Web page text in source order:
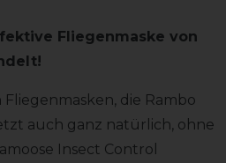
Fliegenmaske von
die Rambo
auch ganz natürlich, ohne
Insect Control